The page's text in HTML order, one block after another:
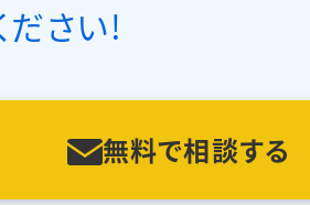
さい!
無料で相談する